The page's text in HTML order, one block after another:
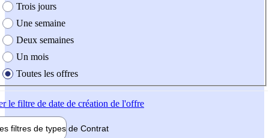
Trois jours
Une semaine
Deux semaines
Un mois
Toutes les offres
le filtre de date de création de l'offre
filtres de types de Contrat